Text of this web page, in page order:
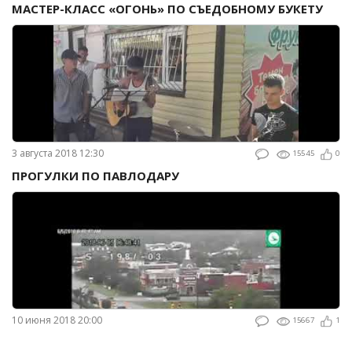
МАСТЕР-КЛАСС «ОГОНЬ» ПО СЪЕДОБНОМУ БУКЕТУ
3 августа 2018 12:30 15545 0
ПРОГУЛКИ ПО ПАВЛОДАРУ
10 июня 2018 20:00 15667 1